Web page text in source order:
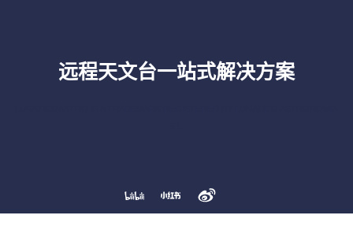
远程天文台一站式解决方案